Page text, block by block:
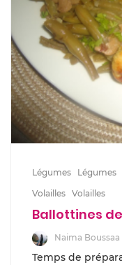
Légumes Légumes
Volailles Volailles
Ballottines
Naima Boussaa
Temps de